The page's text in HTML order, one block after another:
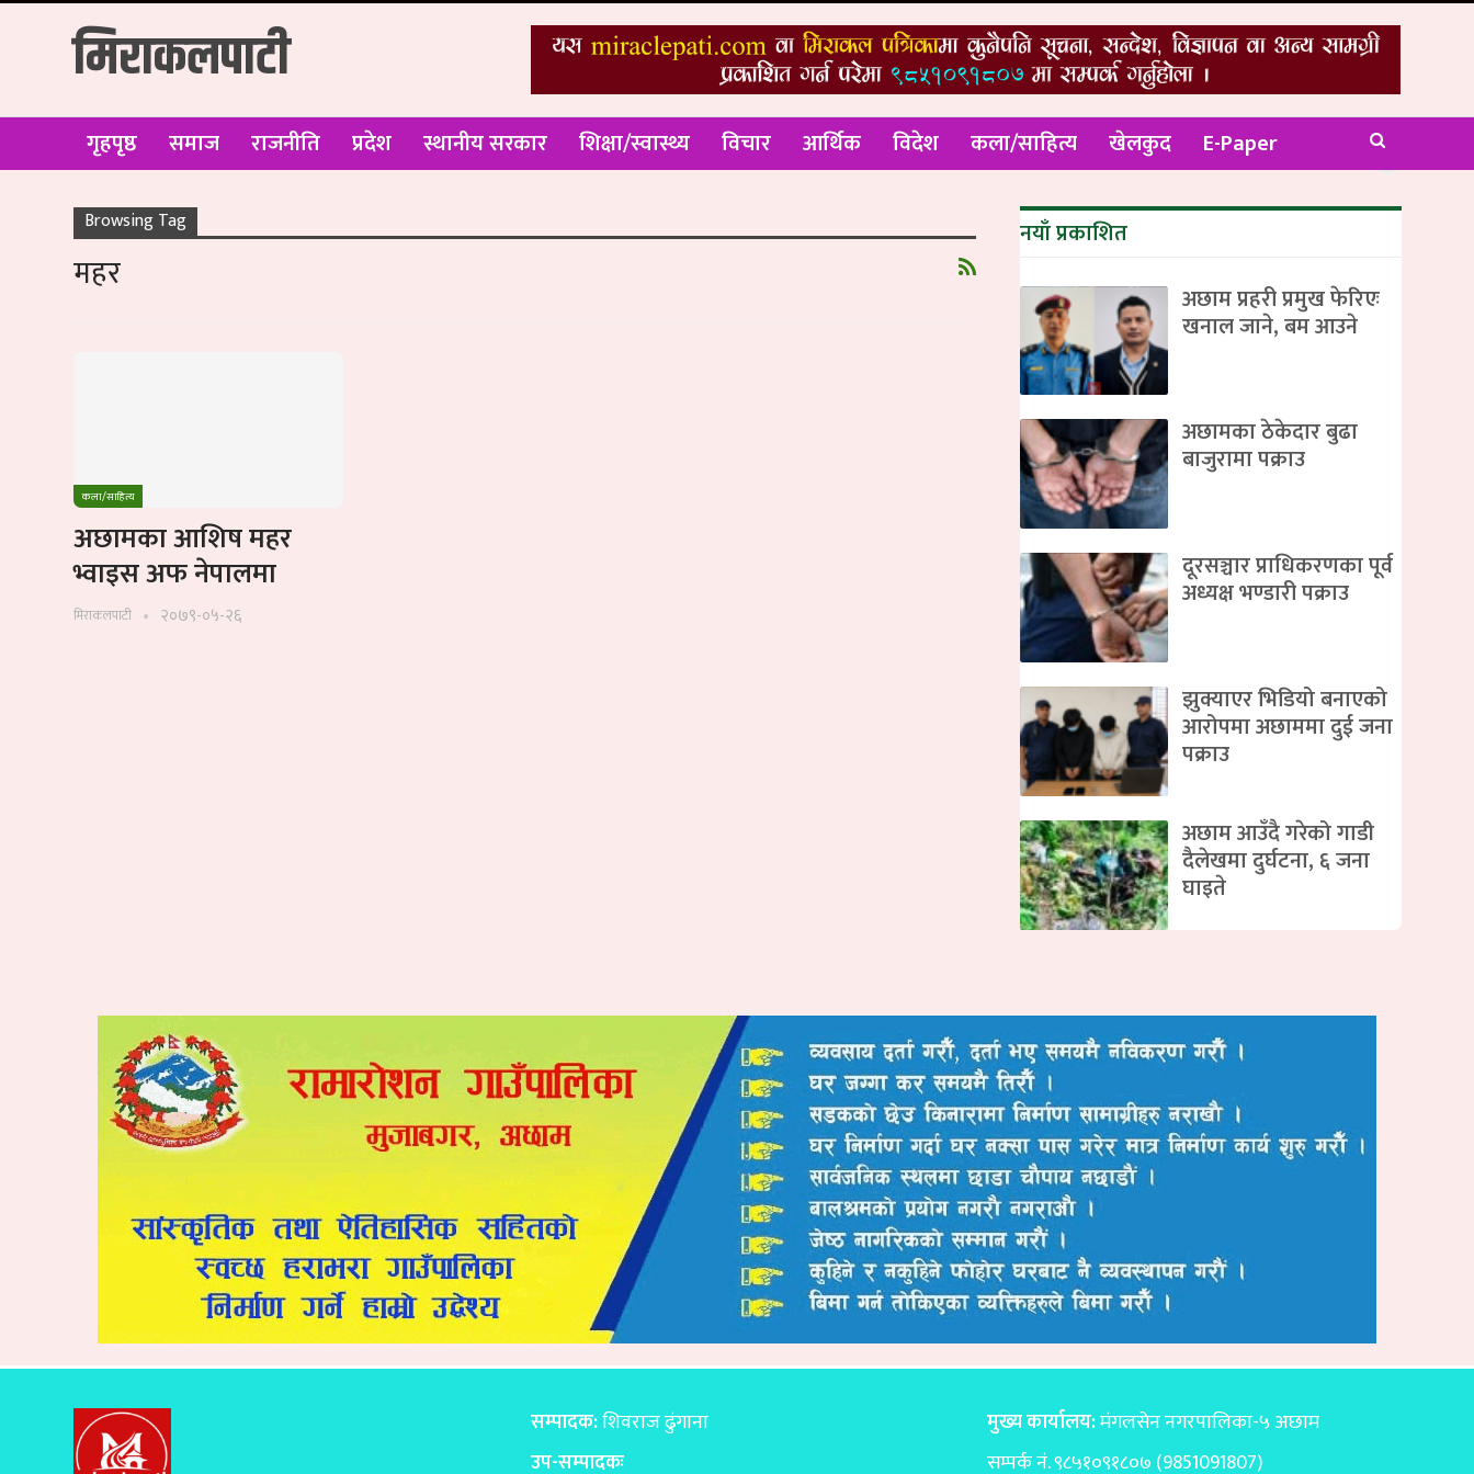
मिराकलपाटी
गृहपृष्ठ समाज राजनीति प्रदेश स्थानीय सरकार शिक्षा/स्वास्थ्य विचार आर्थिक विदेश कला/साहित्य खेलकुद E-Paper
Browsing Tag
महर
कला/साहित्य
अछामका आशिष महर
भ्वाइस अफ नेपालमा
मिराकलपाटी २०७९-०५-२६
नयाँ प्रकाशित
अछाम प्रहरी प्रमुख फेरिएः
खनाल जाने, बम आउने
अछामका ठेकेदार बुढा
बाजुरामा पक्राउ
दूरसञ्चार प्राधिकरणका पूर्व
अध्यक्ष भण्डारी पक्राउ
झुक्याएर भिडियो बनाएको
आरोपमा अछाममा दुई जना
पक्राउ
अछाम आउँदै गरेको गाडी
दैलेखमा दुर्घटना, ६ जना
घाइते
सम्पादक:शिवराज ढुंगाना
उप-सम्पादकः
मुख्य कार्यालय:मंगलसेन नगरपालिका-५ अछाम
सम्पर्क नं. ९८५१०९१८०७ (9851091807)